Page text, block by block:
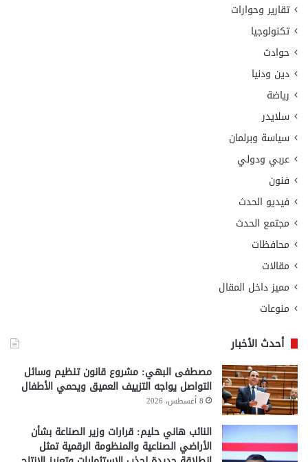
تقارير وحوارات
تكنولوجيا
حوادث
دين ودنيا
رياضة
سلايدر
سياسة وبرلمان
عربي ودولي
فنون
فيديو الحدث
مجتمع الحدث
محافظات
مقالات
مميز داخل المقال
منوعات
أحدث الأخبار
مصطفى البهي: مشروع قانون تنظيم وسائل
التواصل يواجه التزييف العميق ويحمي الأطفال
8 أغسطس، 2026
النائب هاني حليم: قرارات وزير الصناعة بشأن
الأراضي الصناعية والمنظومة الرقمية تمثل